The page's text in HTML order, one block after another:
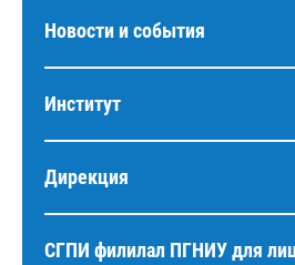
Новости и события
Институт
Дирекция
СГПИ филилал ПГНИУ для